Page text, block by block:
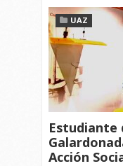
UAZ
Estudiante
Acción